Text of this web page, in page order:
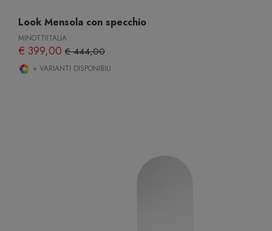
Look Mensola con specchio
MINOTTIITALIA
€ 399,00 € 444,00
+ VARIANTI DISPONIBILI